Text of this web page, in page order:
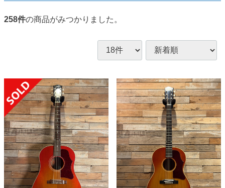
258件の商品がみつかりました。